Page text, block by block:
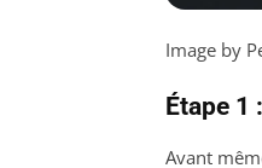
Image by
Étape 1
Avant